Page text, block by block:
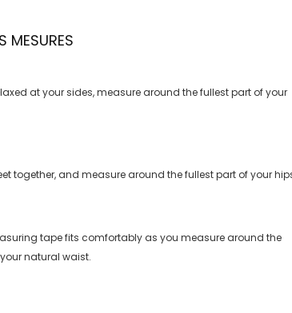
MESURES
at your sides, measure around the fullest part of your
together, and measure around the fullest part of your
tape fits comfortably as you measure around the
natural waist.